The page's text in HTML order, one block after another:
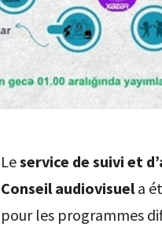
Leservice de suivi et
Conseil audiovisuela
pour les programmes